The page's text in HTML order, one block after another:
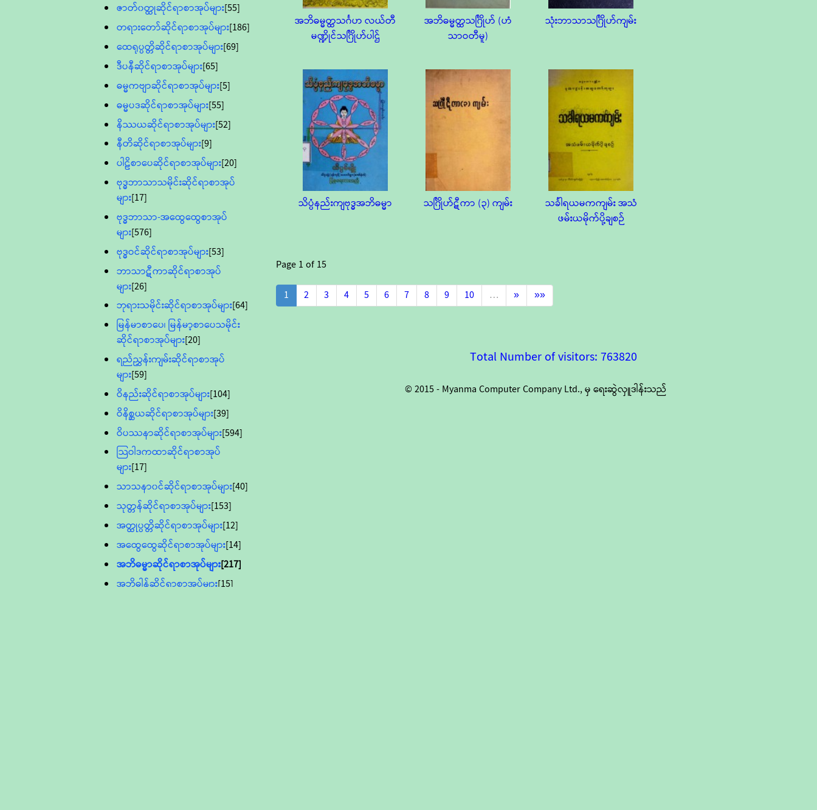
ဇာတ်၀တ္ထုဆိုင်ရာစာအုပ်များ[55]
တရားတော်ဆိုင်ရာစာအုပ်များ[186]
ထေရုပ္ပတ္တိဆိုင်ရာစာအုပ်များ[69]
ဒီပနီဆိုင်ရာစာအုပ်များ[65]
ဓမ္မကဗျာဆိုင်ရာစာအုပ်များ[5]
ဓမ္မပဒဆိုင်ရာစာအုပ်များ[55]
နိဿယဆိုင်ရာစာအုပ်များ[52]
နီတိဆိုင်ရာစာအုပ်များ[9]
ပါဠိစာပေဆိုင်ရာစာအုပ်များ[20]
ဗုဒ္ဓဘာသာသမိုင်းဆိုင်ရာစာအုပ်
များ[17]
ဗုဒ္ဓဘာသာ-အထွေထွေစာအုပ်
များ[576]
ဗုဒ္ဓဝင်ဆိုင်ရာစာအုပ်များ[53]
ဘာသာဋီကာဆိုင်ရာစာအုပ်
များ[26]
ဘုရားသမိုင်းဆိုင်ရာစာအုပ်များ[64]
မြန်မာစာပေ၊ မြန်မာ့စာပေသမိုင်း
ဆိုင်ရာစာအုပ်များ[20]
ရည်ညွှန်းကျမ်းဆိုင်ရာစာအုပ်
များ[59]
ဝိနည်းဆိုင်ရာစာအုပ်များ[104]
ဝိနိစ္ဆယဆိုင်ရာစာအုပ်များ[39]
ဝိပဿနာဆိုင်ရာစာအုပ်များ[594]
သြဝါဒကထာဆိုင်ရာစာအုပ်
များ[17]
သာသနာ၀င်ဆိုင်ရာစာအုပ်များ[40]
သုတ္တန်ဆိုင်ရာစာအုပ်များ[153]
အတ္ထုပ္ပတ္တိဆိုင်ရာစာအုပ်များ[12]
အထွေထွေဆိုင်ရာစာအုပ်များ[14]
အဘိဓမ္မာဆိုင်ရာစာအုပ်များ[217]
အဘိဓါန်ဆိုင်ရာစာအုပ်များ[15]
အဘိဓမ္မတ္ထသင်္ဂဟ လယ်တီ
မဏ္ဍိုင်သင်္ဂြိုဟ်ပါဌ်
အဘိဓမ္မတ္ထသင်္ဂြိုဟ် (ဟံ
သာဝတီမူ)
သုံးဘာသာသင်္ဂြိုဟ်ကျမ်း
သိပ္ပံနည်းကျဗုဒ္ဓအဘိဓမ္မာ သင်္ဂြိုဟ်ဋီကာ (၃) ကျမ်း
သင်္ခါရယမကကျမ်း အသံ
ဖမ်းယမိုက်ပို့ချစဉ်
Page1 of15
1
2 3 4 5 6 7 8 9 10 … » »»
Total Number of visitors: 763820
© 2015 - Myanma Computer Company Ltd., မှ ရေးဆွဲလှူဒါန်းသည်